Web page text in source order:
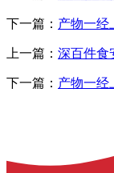
下一篇： 产物一经
上一篇： 深百件食
下一篇： 产物一经